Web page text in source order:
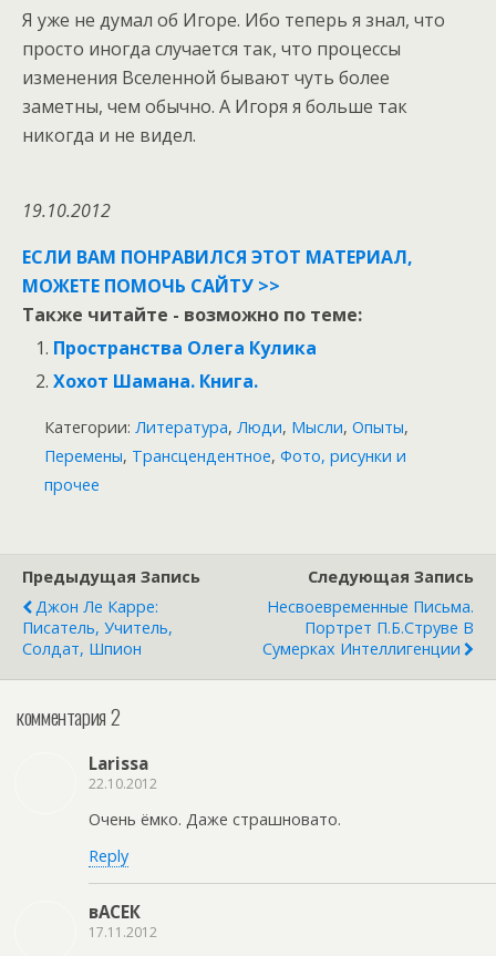
Я уже не думал об Игоре. Ибо теперь я знал, что
просто иногда случается так, что процессы
изменения Вселенной бывают чуть более
заметны, чем обычно. А Игоря я больше так
никогда и не видел.
19.10.2012
ЕСЛИ ВАМ ПОНРАВИЛСЯ ЭТОТ МАТЕРИАЛ,
МОЖЕТЕ ПОМОЧЬ САЙТУ >>
Также читайте - возможно по теме:
Пространства Олега Кулика
Хохот Шамана. Книга.
Категории: Литература, Люди, Мысли, Опыты,
Перемены, Трансцендентное, Фото, рисунки и
прочее
Предыдущая Запись
Джон Ле Карре:
Писатель, Учитель,
Солдат, Шпион
Следующая Запись
Несвоевременные Письма.
Портрет П.Б.Струве В
Сумерках Интеллигенции
комментария 2
Larissa
22.10.2012
Очень ёмко. Даже страшновато.
Reply
вАСЕК
17.11.2012